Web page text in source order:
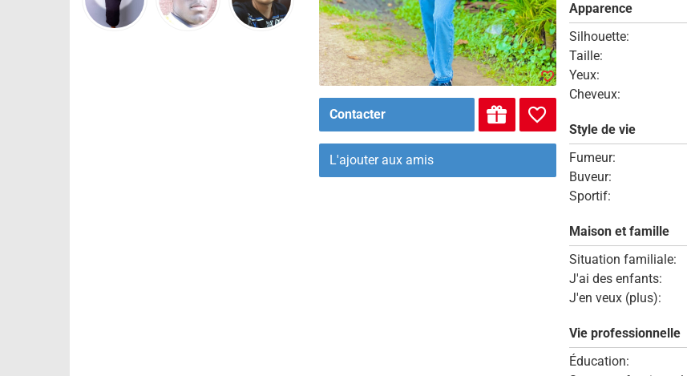
Contacter
L'ajouter aux amis
Apparence
Silhouette:
Taille:
Yeux:
Cheveux:
Style de vie
Fumeur:
Buveur:
Sportif:
Maison et famille
Situation familiale:
J'ai des enfants:
J'en veux (plus):
Vie professionnelle
Éducation: